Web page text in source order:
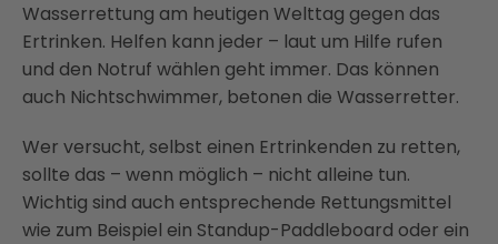
Wasserrettung am heutigen Welttag gegen das
Ertrinken. Helfen kann jeder – laut um Hilfe rufen
und den Notruf wählen geht immer. Das können
auch Nichtschwimmer, betonen die Wasserretter.
Wer versucht, selbst einen Ertrinkenden zu retten,
sollte das – wenn möglich – nicht alleine tun.
Wichtig sind auch entsprechende Rettungsmittel
wie zum Beispiel ein Standup-Paddleboard oder ein